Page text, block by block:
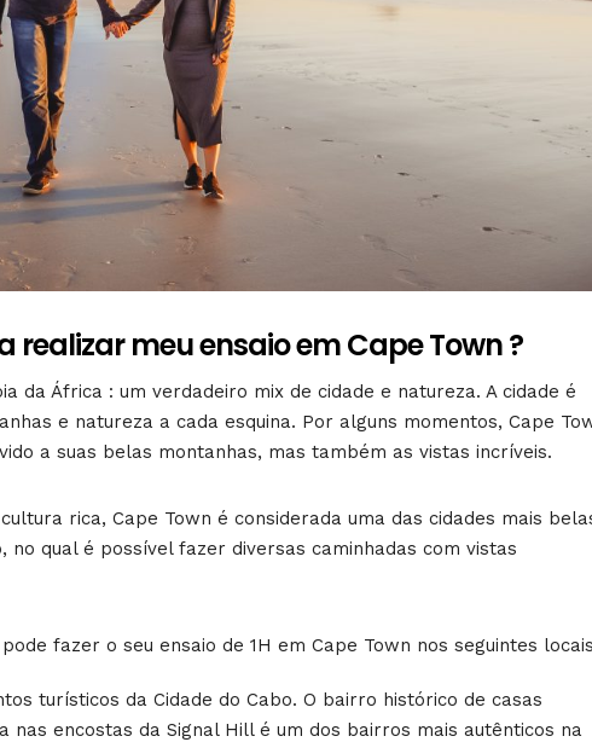
realizar meu ensaio em Cape Town ?
da África : um verdadeiro mix de cidade e natureza. A cidade é
e natureza a cada esquina. Por alguns momentos, Cape
a suas belas montanhas, mas também as vistas incríveis.
rica, Cape Town é considerada uma das cidades mais
qual é possível fazer diversas caminhadas com vistas
fazer o seu ensaio de 1H em Cape Town nos seguintes
turísticos da Cidade do Cabo. O bairro histórico de casas
nas encostas da Signal Hill é um dos bairros mais autênticos na